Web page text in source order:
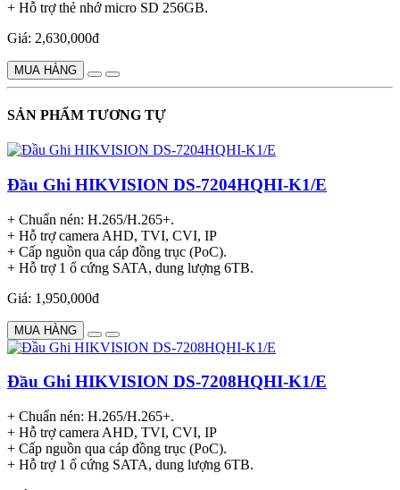
+ Hỗ trợ thẻ nhớ micro SD 256GB.
Giá: 2,630,000đ
MUA HÀNG
SẢN PHẨM TƯƠNG TỰ
Đầu Ghi HIKVISION DS-7204HQHI-K1/E
+ Chuẩn nén: H.265/H.265+.
+ Hỗ trợ camera AHD, TVI, CVI, IP
+ Cấp nguồn qua cáp đồng trục (PoC).
+ Hỗ trợ 1 ổ cứng SATA, dung lượng 6TB.
Giá: 1,950,000đ
MUA HÀNG
Đầu Ghi HIKVISION DS-7208HQHI-K1/E
+ Chuẩn nén: H.265/H.265+.
+ Hỗ trợ camera AHD, TVI, CVI, IP
+ Cấp nguồn qua cáp đồng trục (PoC).
+ Hỗ trợ 1 ổ cứng SATA, dung lượng 6TB.